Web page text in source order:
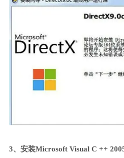
3、安装Microsoft Visual C ++